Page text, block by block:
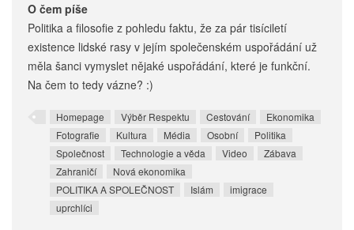
O čem píše
Politika a filosofie z pohledu faktu, že za pár tisíciletí
existence lidské rasy v jejím společenském uspořádání už
měla šanci vymyslet nějaké uspořádání, které je funkční.
Na čem to tedy vázne? :)
Homepage Výběr Respektu Cestování
Ekonomika
Fotografie
Kultura Média Osobní
Politika
Společnost
Technologie a věda Video
Zábava
Zahraničí
Nová ekonomika
POLITIKA A SPOLEČNOST
Islám
imigrace
uprchlíci